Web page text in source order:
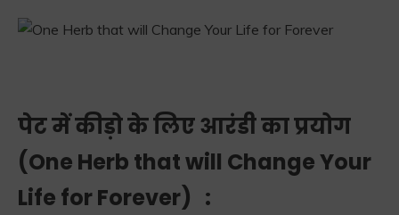
पेट में कीड़ो के लिए आरंडी का प्रयोग
(One Herb that will Change Your
Life for Forever) :